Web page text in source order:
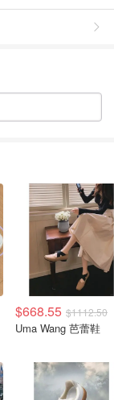
$668.55 $1112.50
Uma Wang 芭蕾鞋